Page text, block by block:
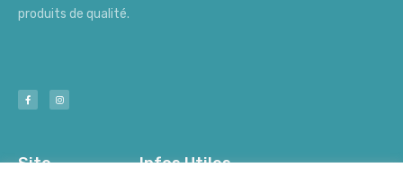
produits de qualité.
Site Infos Utiles